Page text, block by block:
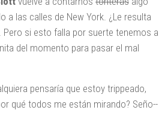
a las calles de New York. ¿Le resulta
Pero si esto falla por suerte tenemos a
del momento para pasar el mal
pensaría que estoy trippeado,
qué todos me están mirando? Seño--